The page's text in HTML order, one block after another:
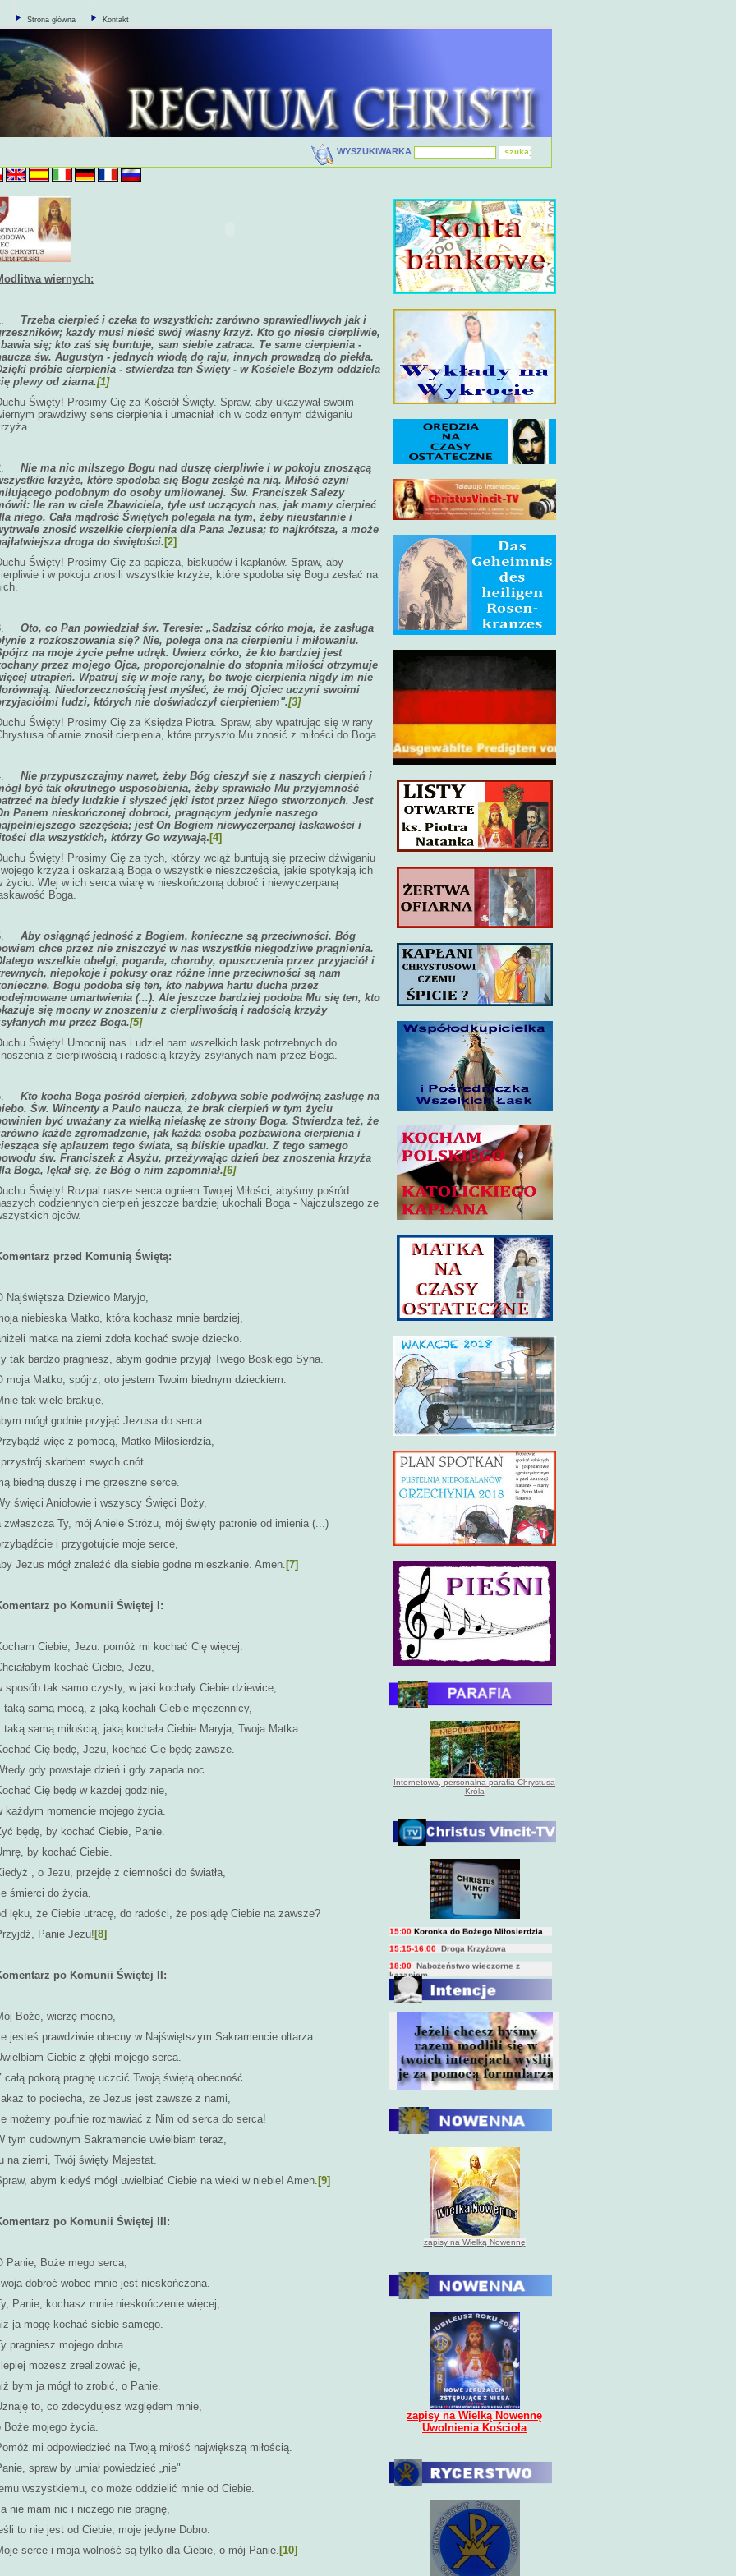
Strona główna Kontakt
WYSZUKIWARKA
wiernych:
Trzeba cierpieć i czeka to wszystkich: zarówno sprawiedliwych jak i
każdy musi nieść swój własny krzyż. Kto go niesie cierpliwie,
się; kto zaś się buntuje, sam siebie zatraca. Te same cierpienia -
św. Augustyn - jednych wiodą do raju, innych prowadzą do piekła.
próbie cierpienia - stwierdza ten Święty - w Kościele Bożym oddziela
plewy od ziarna.[1]
Święty! Prosimy Cię za Kościół Święty. Spraw, aby ukazywał swoim
prawdziwy sens cierpienia i umacniał ich w codziennym dźwiganiu
Nie ma nic milszego Bogu nad duszę cierpliwie i w pokoju znoszącą
krzyże, które spodoba się Bogu zesłać na nią. Miłość czyni
podobnym do osoby umiłowanej. Św. Franciszek Salezy
Ile ran w ciele Zbawiciela, tyle ust uczących nas, jak mamy cierpieć
niego. Cała mądrość Świętych polegała na tym, żeby nieustannie i
znosić wszelkie cierpienia dla Pana Jezusa; to najkrótsza, a może
droga do świętości. [2]
Święty! Prosimy Cię za papieża, biskupów i kapłanów. Spraw, aby
i w pokoju znosili wszystkie krzyże, które spodoba się Bogu zesłać na
Oto, co Pan powiedział św. Teresie: „Sadzisz córko moja, że zasługa
z rozkoszowania się? Nie, polega ona na cierpieniu i miłowaniu.
na moje życie pełne udręk. Uwierz córko, że kto bardziej jest
przez mojego Ojca, proporcjonalnie do stopnia miłości otrzymuje
utrapień. Wpatruj się w moje rany, bo twoje cierpienia nigdy im nie
Niedorzecznością jest myśleć, że mój Ojciec uczyni swoimi
ludzi, których nie doświadczył cierpieniem".[3]
Święty! Prosimy Cię za Księdza Piotra. Spraw, aby wpatrując się w rany
ofiarnie znosił cierpienia, które przyszło Mu znosić z miłości do Boga.
Nie przypuszczajmy nawet, żeby Bóg cieszył się z naszych cierpień i
być tak okrutnego usposobienia, żeby sprawiało Mu przyjemność
na biedy ludzkie i słyszeć jęki istot przez Niego stworzonych. Jest
Panem nieskończonej dobroci, pragnącym jedynie naszego
szczęścia; jest On Bogiem niewyczerpanej łaskawości i
dla wszystkich, którzy Go wzywają. [4]
Święty! Prosimy Cię za tych, którzy wciąż buntują się przeciw dźwiganiu
krzyża i oskarżają Boga o wszystkie nieszczęścia, jakie spotykają ich
życiu. Wlej w ich serca wiarę w nieskończoną dobroć i niewyczerpaną
Boga.
Aby osiągnąć jedność z Bogiem, konieczne są przeciwności. Bóg
chce przez nie zniszczyć w nas wszystkie niegodziwe pragnienia.
wszelkie obelgi, pogarda, choroby, opuszczenia przez przyjaciół i
niepokoje i pokusy oraz różne inne przeciwności są nam
Bogu podoba się ten, kto nabywa hartu ducha przez
umartwienia (...). Ale jeszcze bardziej podoba Mu się ten, kto
się mocny w znoszeniu z cierpliwością i radością krzyży
mu przez Boga.[5]
Święty! Umocnij nas i udziel nam wszelkich łask potrzebnych do
z cierpliwością i radością krzyży zsyłanych nam przez Boga.
Kto kocha Boga pośród cierpień, zdobywa sobie podwójną zasługę na
Św. Wincenty a Paulo naucza, że brak cierpień w tym życiu
być uważany za wielką niełaskę ze strony Boga. Stwierdza też, że
każde zgromadzenie, jak każda osoba pozbawiona cierpienia i
się aplauzem tego świata, są bliskie upadku. Z tego samego
św. Franciszek z Asyżu, przeżywając dzień bez znoszenia krzyża
Boga, lękał się, że Bóg o nim zapomniał.[6]
Święty! Rozpal nasze serca ogniem Twojej Miłości, abyśmy pośród
codziennych cierpień jeszcze bardziej ukochali Boga - Najczulszego ze
ojców.
przed Komunią Świętą:
Najświętsza Dziewico Maryjo,
niebieska Matko, która kochasz mnie bardziej,
matka na ziemi zdoła kochać swoje dziecko.
tak bardzo pragniesz, abym godnie przyjął Twego Boskiego Syna.
moja Matko, spójrz, oto jestem Twoim biednym dzieckiem.
tak wiele brakuje,
mógł godnie przyjąć Jezusa do serca.
więc z pomocą, Matko Miłosierdzia,
skarbem swych cnót
biedną duszę i me grzeszne serce.
święci Aniołowie i wszyscy Święci Boży,
zwłaszcza Ty, mój Aniele Stróżu, mój święty patronie od imienia (...)
i przygotujcie moje serce,
Jezus mógł znaleźć dla siebie godne mieszkanie. Amen. [7]
po Komunii Świętej I:
Ciebie, Jezu: pomóż mi kochać Cię więcej.
kochać Ciebie, Jezu,
sposób tak samo czysty, w jaki kochały Ciebie dziewice,
taką samą mocą, z jaką kochali Ciebie męczennicy,
taką samą miłością, jaką kochała Ciebie Maryja, Twoja Matka.
Cię będę, Jezu, kochać Cię będę zawsze.
gdy powstaje dzień i gdy zapada noc.
Cię będę w każdej godzinie,
każdym momencie mojego życia.
będę, by kochać Ciebie, Panie.
by kochać Ciebie.
, o Jezu, przejdę z ciemności do światła,
śmierci do życia,
lęku, że Ciebie utracę, do radości, że posiądę Ciebie na zawsze?
Panie Jezu! [8]
po Komunii Świętej II:
Boże, wierzę mocno,
jesteś prawdziwie obecny w Najświętszym Sakramencie ołtarza.
Ciebie z głębi mojego serca.
całą pokorą pragnę uczcić Twoją świętą obecność.
to pociecha, że Jezus jest zawsze z nami,
możemy poufnie rozmawiać z Nim od serca do serca!
tym cudownym Sakramencie uwielbiam teraz,
na ziemi, Twój święty Majestat.
abym kiedyś mógł uwielbiać Ciebie na wieki w niebie! Amen. [9]
po Komunii Świętej III:
Panie, Boże mego serca,
dobroć wobec mnie jest nieskończona.
Panie, kochasz mnie nieskończenie więcej,
ja mogę kochać siebie samego.
pragniesz mojego dobra
możesz zrealizować je,
bym ja mógł to zrobić, o Panie.
to, co zdecydujesz względem mnie,
Boże mojego życia.
mi odpowiedzieć na Twoją miłość największą miłością.
spraw by umiał powiedzieć „nie"
wszystkiemu, co może oddzielić mnie od Ciebie.
nie mam nic i niczego nie pragnę,
to nie jest od Ciebie, moje jedyne Dobro.
serce i moja wolność są tylko dla Ciebie, o mój Panie. [10]
Internetowa, personalna parafia Chrystusa
Króla
BIEŻĄCY PROGRAM TRANSMISJI
BEZPOŚREDNICH(na żywo)
Msza święta
Koronka do Bożego Miłosierdzia
15:15-16:00 Droga Krzyżowa
18:00 Nabożeństwo wieczorne z
kazaniem
10:00
Niedzielna Msza święta w miarę
możliwości ks. Piotra
zapisy na Wielką Nowennę
zapisy na Wielką Nowennę
Uwolnienia Kościoła